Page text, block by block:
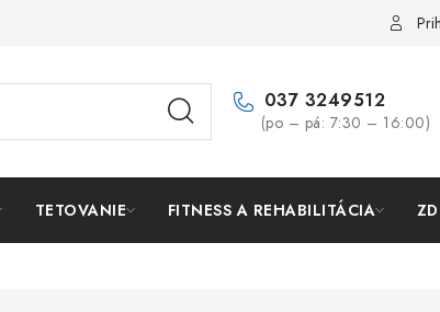
037 3249512
(po – pá: 7:30 – 16:00)
TETOVANIE FITNESS A REHABILITÁCIA